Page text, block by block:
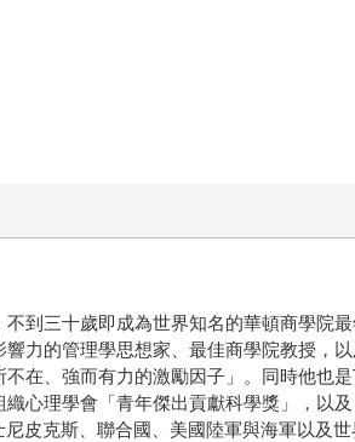
到三十歲即成為世界知名的華頓商學院
力的管理學思想家、最佳商學院教授，
在、強而有力的激勵因子」。同時他也
心理學會「青年傑出貢獻科學獎」，以
皮克斯、聯合國、美國陸軍與海軍以及